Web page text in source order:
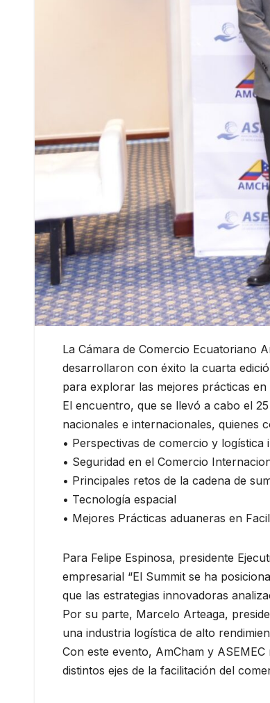
La Cámara de Comercio Ecuatoriano
desarrollaron con éxito la cuarta
para explorar las mejores prácticas
El encuentro, que se llevó a cabo el
nacionales e internacionales, quienes
• Perspectivas de comercio y logística
• Seguridad en el Comercio
• Principales retos de la cadena de
• Tecnología espacial
• Mejores Prácticas aduaneras en
Para Felipe Espinosa, presidente
empresarial “El Summit se ha
que las estrategias innovadoras
Por su parte, Marcelo Arteaga,
una industria logística de alto
Con este evento, AmCham y
distintos ejes de la facilitación del